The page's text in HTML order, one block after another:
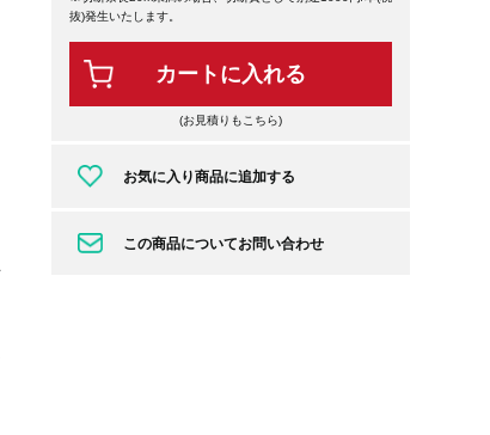
抜)発生いたします。
カートに入れる
(お見積りもこちら)
お気に入り商品に追加する
この商品についてお問い合わせ